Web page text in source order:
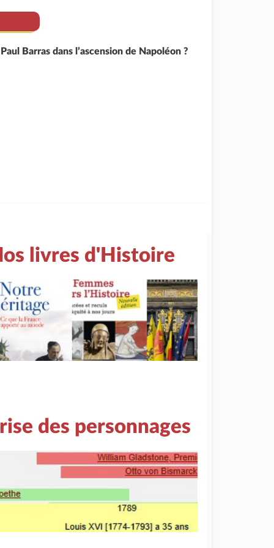
Barras dans l’ascension de Napoléon ?
livres d'Histoire
des personnages